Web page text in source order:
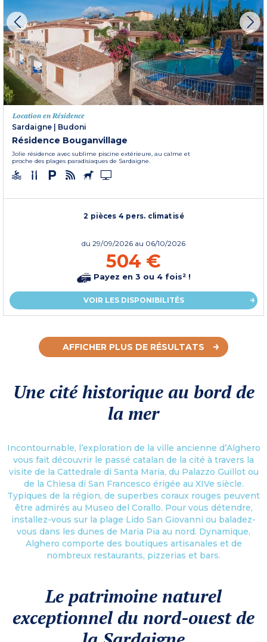
Location en Résidence
Sardaigne | Budoni
Résidence Bouganvillage
Jolie résidence avec sublime piscine extérieure, au calme et
proche des plages paradisiaques de Sardaigne.
2 pièces 4 pers. climatisé
du 29/09/2026 au 06/10/2026
504 €
Payez en 3 ou 4 fois² !
VOIR LES DISPONIBILITÉS
AFFICHER PLUS DE RÉSULTATS
Une cité historique au bord de
la mer
Incontournable, l’exploration de la ville ancienne d’Alghero
vous fait découvrir le passé catalan de la cité à travers la
visite de la Cattedrale di Santa Maria, du Palazzo Guillot ou
de la Chiesa di San Francesco érigée au XIVe siècle.
Typiques de la région, de superbes coraux rouges peuvent
être admirés au Museo del Corallo. Pour vous détendre,
installez-vous sur la plage Lido San Giovanni ou baladez-
vous dans les dunes de Maria Pia au nord. Dynamique,
Alghero comporte des boutiques artisanales et de
nombreux restaurants, pizzerias et bars.
Le patrimoine naturel
exceptionnel du nord-ouest de